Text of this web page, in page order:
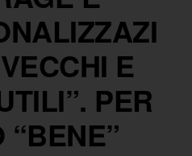
E
PER
“BENE”